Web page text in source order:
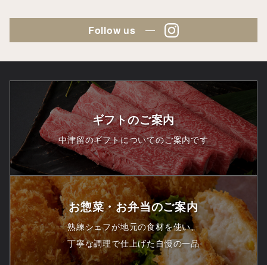
Follow us
ギフトのご案内
中津留のギフトについてのご案内です
お惣菜・お弁当のご案内
熟練シェフが地元の食材を使い、
丁寧な調理で仕上げた自慢の一品